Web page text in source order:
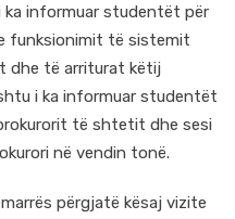
ka informuar studentët për
funksionimit të sistemit
dhe të arriturat këtij
i ka informuar studentët
të shtetit dhe sesi
në vendin tonë.
përgjatë kësaj vizite